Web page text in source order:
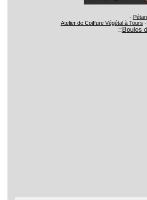
-
Atelier de Coiffure Végétal à Tours -
:: Boules